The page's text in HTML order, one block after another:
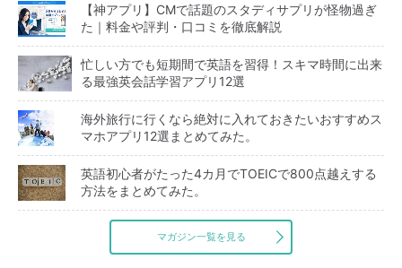
【神アプリ】CMで話題のスタディサプリが怪物過ぎ
た｜料金や評判・口コミを徹底解説
忙しい方でも短期間で英語を習得！スキマ時間に出来
る最強英会話学習アプリ12選
海外旅行に行くなら絶対に入れておきたいおすすめス
マホアプリ12選まとめてみた。
英語初心者がたった4カ月でTOEICで800点越えする
方法をまとめてみた。
マガジン一覧を見る